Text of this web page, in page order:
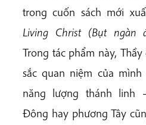
trong cuốn sách mới
Living Christ (Bụt ngàn
Trong tác phẩm này,
sắc quan niệm của
năng lượng thánh linh
Đông hay phương Tây